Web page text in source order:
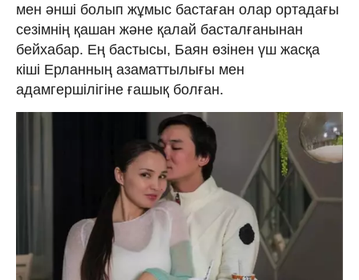
мен әнші болып жұмыс бастаған олар ортадағы
сезімнің қашан және қалай басталғанынан
бейхабар. Ең бастысы, Баян өзінен үш жасқа
кіші Ерланның азаматтылығы мен
адамгершілігіне ғашық болған.